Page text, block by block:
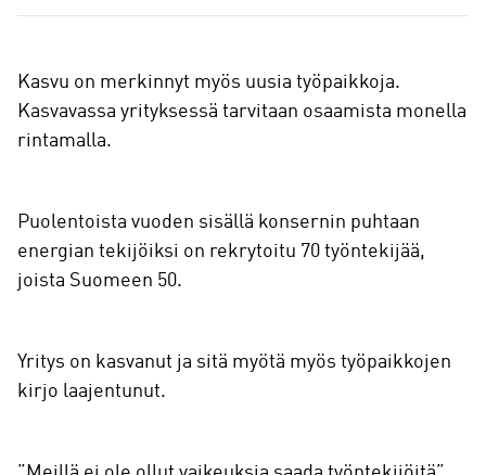
Kasvu on merkinnyt myös uusia työpaikkoja.
Kasvavassa yrityksessä tarvitaan osaamista monella
rintamalla.
Puolentoista vuoden sisällä konsernin puhtaan
energian tekijöiksi on rekrytoitu 70 työntekijää,
joista Suomeen 50.
Yritys on kasvanut ja sitä myötä myös työpaikkojen
kirjo laajentunut.